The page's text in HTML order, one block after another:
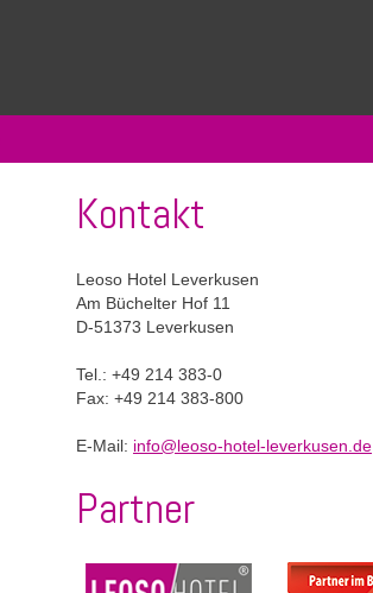
Kontakt
Leoso Hotel Leverkusen
Am Büchelter Hof 11
D-51373 Leverkusen
Tel.: +49 214 383-0
Fax: +49 214 383-800
E-Mail: info@leoso-hotel-leverkusen.de
Partner